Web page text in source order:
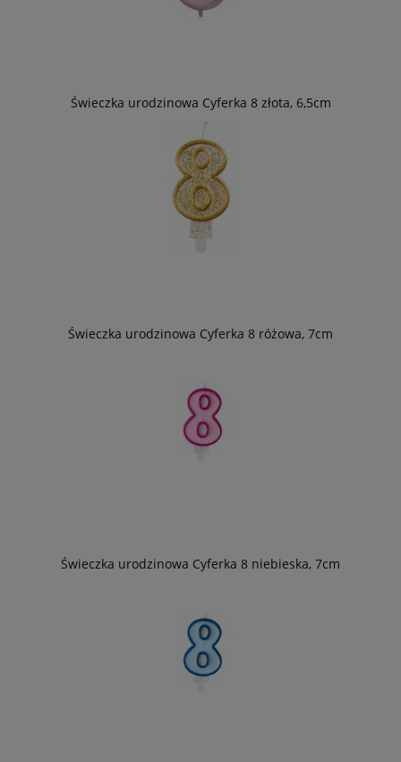
Świeczka urodzinowa Cyferka 8 złota, 6,5cm
Świeczka urodzinowa Cyferka 8 różowa, 7cm
Świeczka urodzinowa Cyferka 8 niebieska, 7cm